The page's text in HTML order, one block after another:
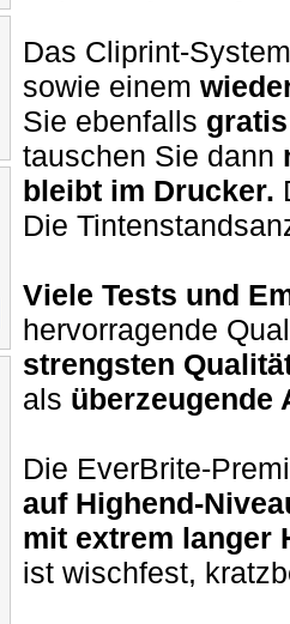
Das Cliprint-
sowie einem
Sie ebenfalls
tauschen Sie dann
bleibt im Drucker.
Die
Viele Tests und
hervorragende
strengsten
als überzeugende
Die EverBrite-
auf Highend-
mit extrem langer
ist wischfest,